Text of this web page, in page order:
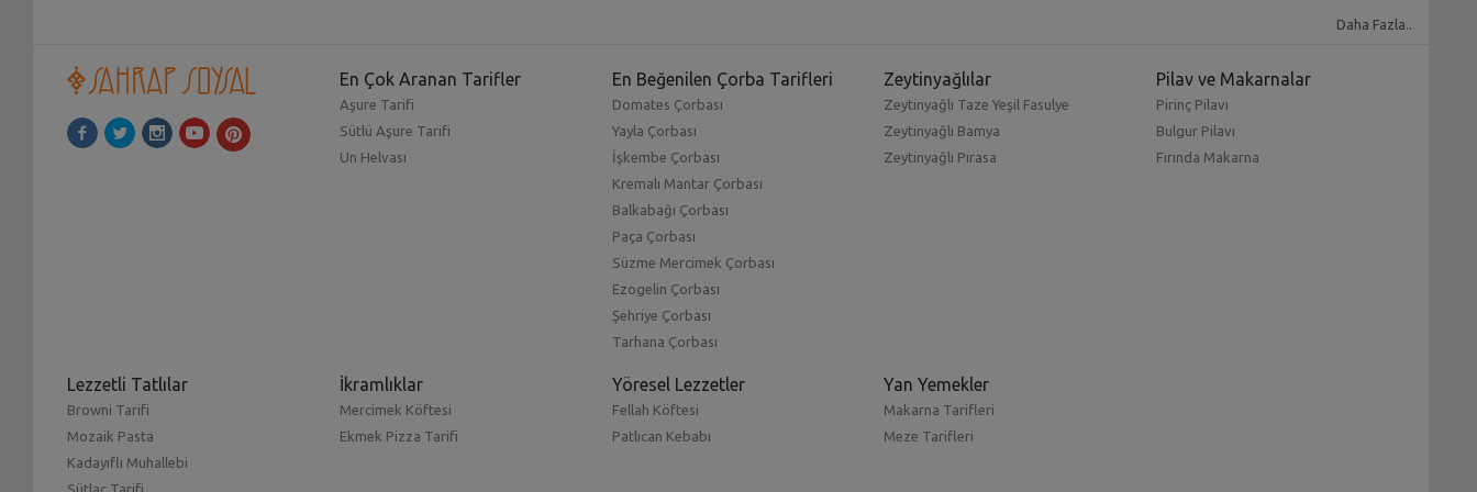
Daha Fazla..
En Çok Aranan Tarifler
Aşure Tarifi
Sütlü Aşure Tarifi
Un Helvası
En Beğenilen Çorba Tarifleri
Domates Çorbası
Yayla Çorbası
İşkembe Çorbası
Kremalı Mantar Çorbası
Balkabağı Çorbası
Paça Çorbası
Süzme Mercimek Çorbası
Ezogelin Çorbası
Şehriye Çorbası
Tarhana Çorbası
Zeytinyağlılar
Zeytinyağlı Taze Yeşil Fasulye
Zeytinyağlı Bamya
Zeytinyağlı Pırasa
Pilav ve Makarnalar
Pirinç Pilavı
Bulgur Pilavı
Fırında Makarna
Lezzetli Tatlılar
Browni Tarifi
Mozaik Pasta
Kadayıflı Muhallebi
Sütlaç Tarifi
İkramlıklar
Mercimek Köftesi
Ekmek Pizza Tarifi
Yöresel Lezzetler
Fellah Köftesi
Patlıcan Kebabı
Yan Yemekler
Makarna Tarifleri
Meze Tarifleri